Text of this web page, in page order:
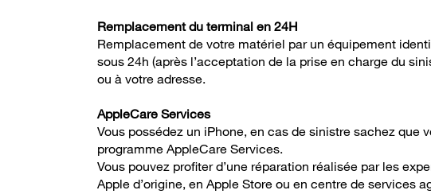
Remplacement du terminal en 24H
Remplacement de votre matériel par un équipement
sous 24h (après l’acceptation de la prise en charge du
ou à votre adresse.
AppleCare Services
Vous possédez un iPhone, en cas de sinistre sachez que
programme AppleCare Services.
Vous pouvez profiter d’une réparation réalisée par les
Apple d’origine, en Apple Store ou en centre de services